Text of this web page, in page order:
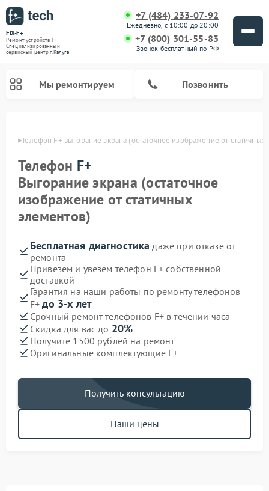
FIX-F+
Ремонт устройств F+
Специализированный
cервисный центр г.Калуга
+7 (484) 233-07-92
Ежедневно, с 10:00 до 20:00
+7 (800) 301-55-83
Звонок бесплатный по РФ
Мы ремонтируем Позвонить
Телефон F+ выгорание экрана (остаточное изображение от статичных
Телефон F+
Выгорание экрана (остаточное
изображение от статичных
элементов)
Бесплатная диагностика даже при отказе от
ремонта
Привезем и увезем телефон F+ собственной
доставкой
Гарантия на наши работы по ремонту телефонов
F+до 3-х лет
Срочный ремонт телефонов F+ в течении часа
Скидка для вас до 20%
Получите 1500 рублей на ремонт
Оригинальные комплектующие F+
Получить консультацию
Наши цены